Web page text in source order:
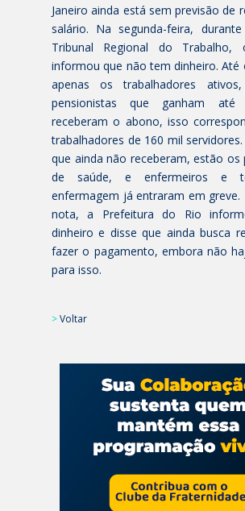
Janeiro ainda está sem previsão de
salário. Na segunda-feira,
Tribunal Regional do Trabalho,
informou que não tem dinheiro.
apenas os trabalhadores
pensionistas que ganham
receberam o abono, isso
trabalhadores de 160 mil
que ainda não receberam, estão os
de saúde, e enfermeiros e
enfermagem já entraram em greve.
nota, a Prefeitura do Rio
dinheiro e disse que ainda busca
fazer o pagamento, embora não
para isso.
>Voltar